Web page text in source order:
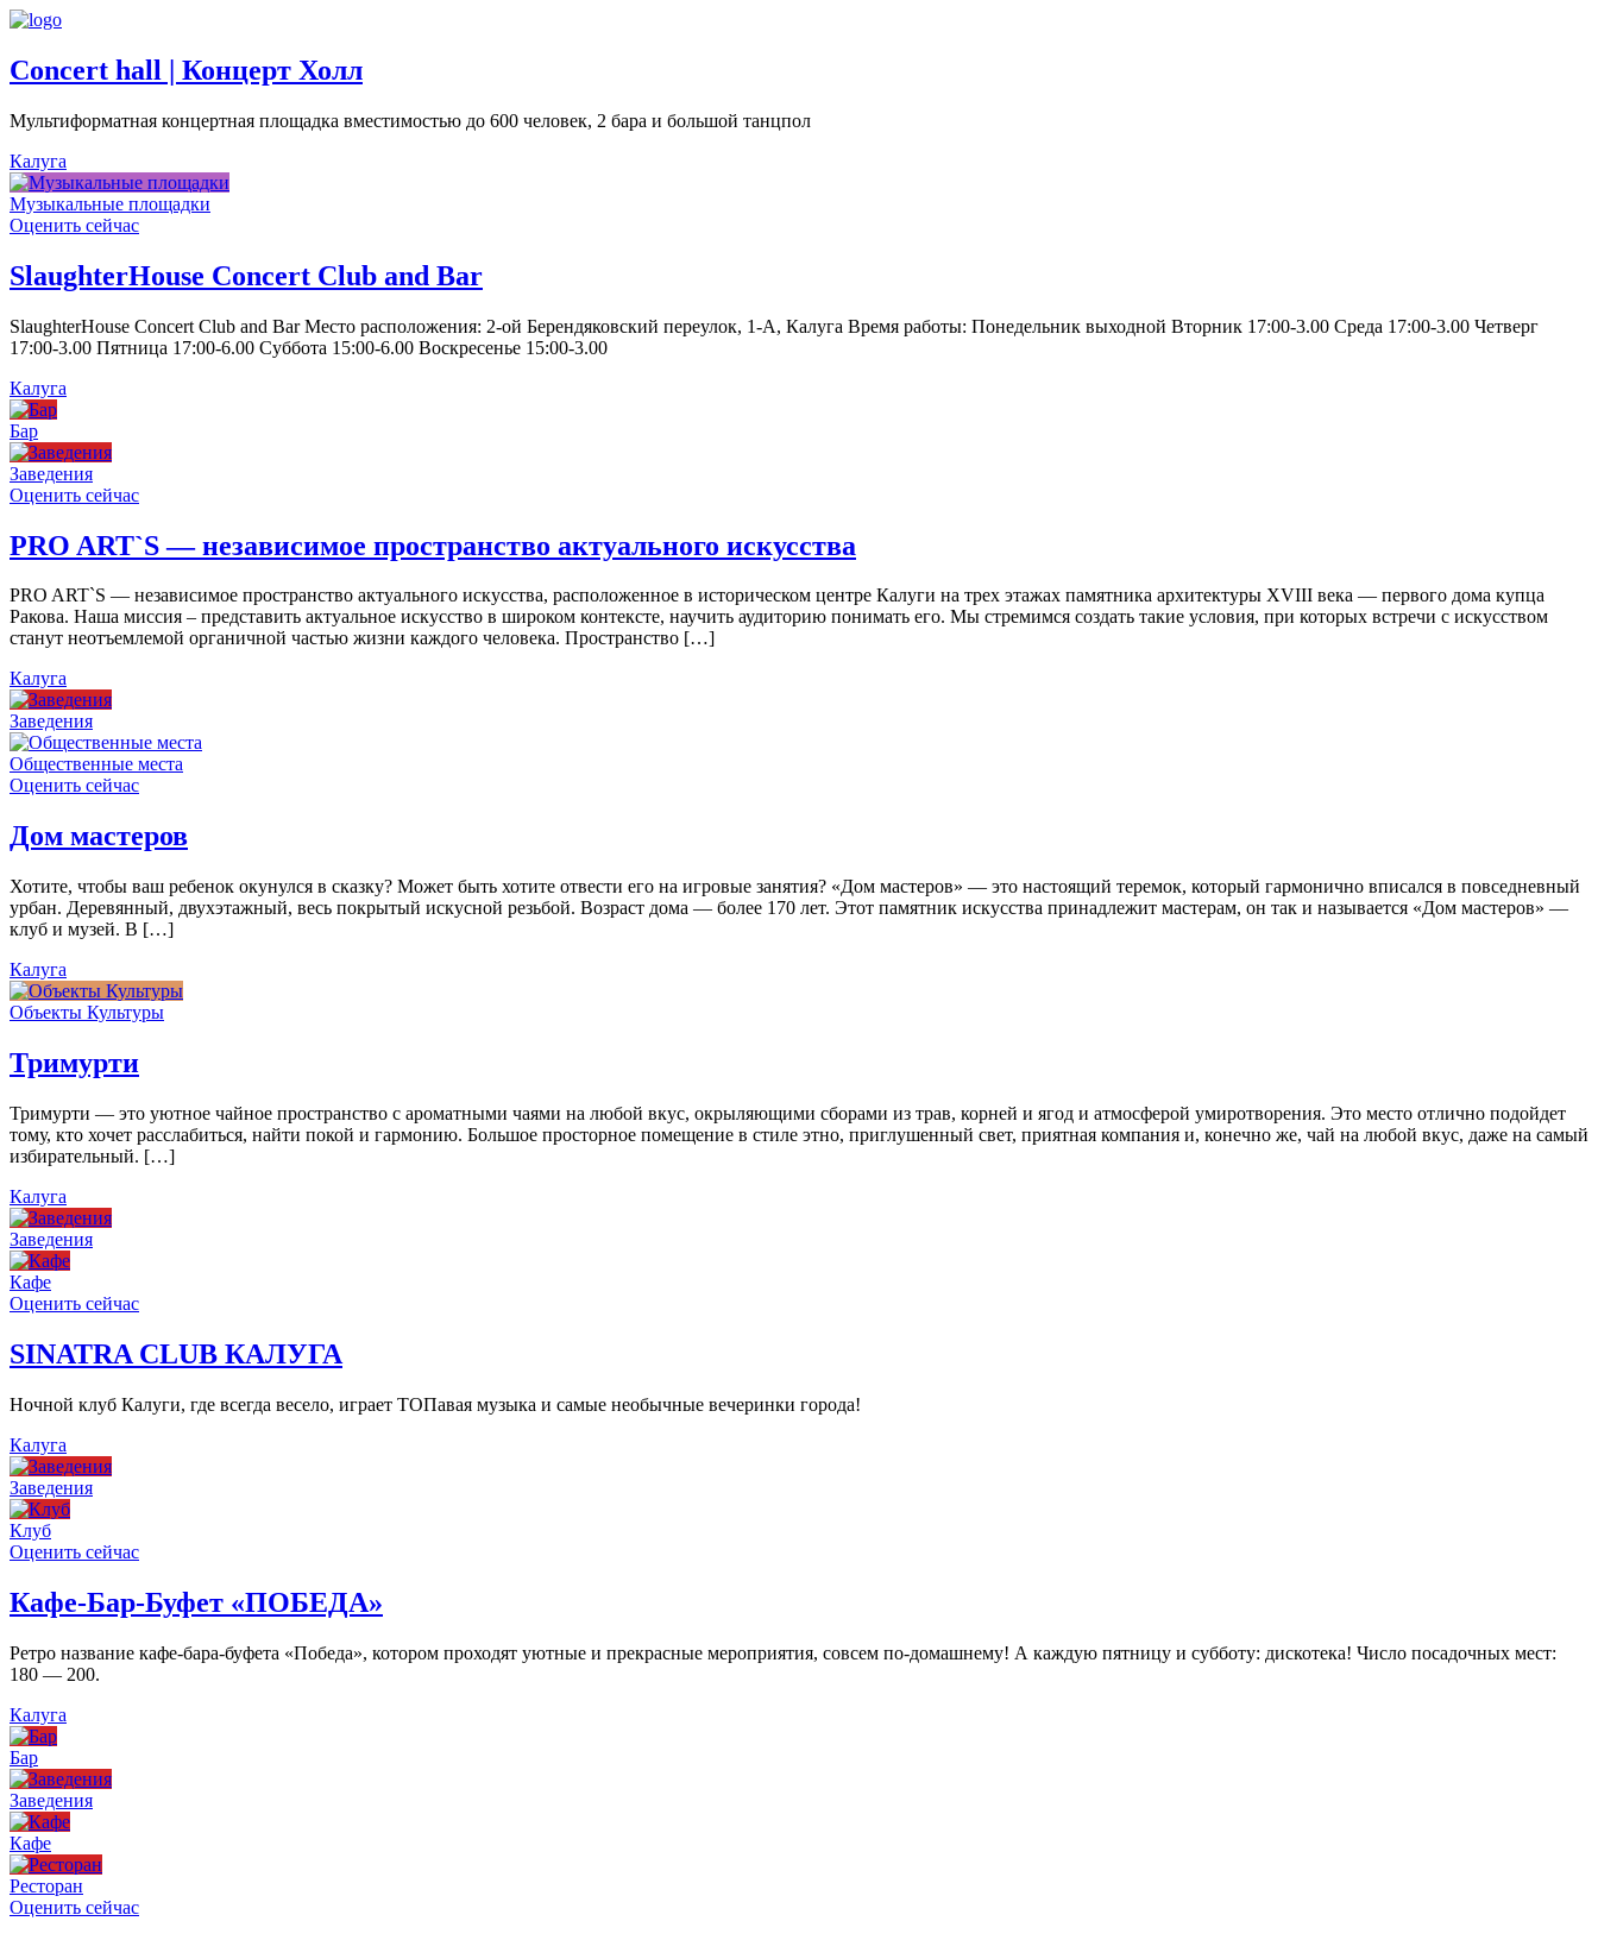
Concert hall | Концерт Холл
Мультиформатная концертная площадка вместимостью до 600 человек, 2 бара и большой танцпол
Калуга
Музыкальные площадки
Оценить сейчас
SlaughterHouse Concert Club and Bar
SlaughterHouse Concert Club and Bar Место расположения: 2-ой Берендяковский переулок, 1-А, Калуга Время работы: Понедельник выходной Вторник 17:00-3.00 Среда 17:00-3.00 Четверг
17:00-3.00 Пятница 17:00-6.00 Суббота 15:00-6.00 Воскресенье 15:00-3.00
Калуга
Бар
Заведения
Оценить сейчас
PRO ART`S — независимое пространство актуального искусства
PRO ART`S — независимое пространство актуального искусства, расположенное в историческом центре Калуги на трех этажах памятника архитектуры XVIII века — первого дома купца
Ракова. Наша миссия – представить актуальное искусство в широком контексте, научить аудиторию понимать его. Мы стремимся создать такие условия, при которых встречи с искусством
станут неотъемлемой органичной частью жизни каждого человека. Пространство […]
Калуга
Заведения
Общественные места
Оценить сейчас
Дом мастеров
Хотите, чтобы ваш ребенок окунулся в сказку? Может быть хотите отвести его на игровые занятия? «Дом мастеров» — это настоящий теремок, который гармонично вписался в повседневный
урбан. Деревянный, двухэтажный, весь покрытый искусной резьбой. Возраст дома — более 170 лет. Этот памятник искусства принадлежит мастерам, он так и называется «Дом мастеров» —
клуб и музей. В […]
Калуга
Объекты Культуры
Тримурти
Тримурти — это уютное чайное пространство с ароматными чаями на любой вкус, окрыляющими сборами из трав, корней и ягод и атмосферой умиротворения. Это место отлично подойдет
тому, кто хочет расслабиться, найти покой и гармонию. Большое просторное помещение в стиле этно, приглушенный свет, приятная компания и, конечно же, чай на любой вкус, даже на самый
избирательный. […]
Калуга
Заведения
Кафе
Оценить сейчас
SINATRA CLUB КАЛУГА
Ночной клуб Калуги, где всегда весело, играет ТОПавая музыка и самые необычные вечеринки города!
Калуга
Заведения
Клуб
Оценить сейчас
Кафе-Бар-Буфет «ПОБЕДА»
Ретро название кафе-бара-буфета «Победа», котором проходят уютные и прекрасные мероприятия, совсем по-домашнему! А каждую пятницу и субботу: дискотека! Число посадочных мест:
180 — 200.
Калуга
Бар
Заведения
Кафе
Ресторан
Оценить сейчас